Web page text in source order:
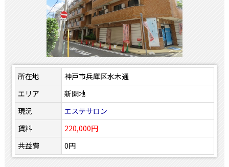
所在地
神戸市兵庫区水木通
エリア
新開地
現況
エステサロン
賃料
220,000円
共益費
0円